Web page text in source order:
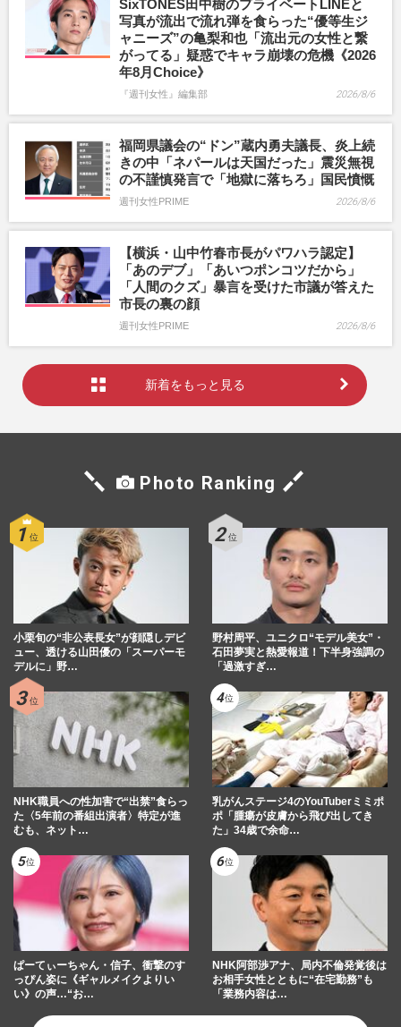
SixTONES田中樹のプライベートLINEと
写真が流出で流れ弾を食らった“優等生ジ
ャニーズ”の亀梨和也「流出元の女性と繋
がってる」疑惑でキャラ崩壊の危機《2026
年8月Choice》
『週刊女性』編集部 2026/8/6
福岡県議会の“ドン”蔵内勇夫議長、炎上続
きの中「ネパールは天国だった」震災無視
の不謹慎発言で「地獄に落ちろ」国民憤慨
週刊女性PRIME 2026/8/6
【横浜・山中竹春市長がパワハラ認定】
「あのデブ」「あいつポンコツだから」
「人間のクズ」暴言を受けた市議が答えた
市長の裏の顔
週刊女性PRIME 2026/8/6
新着をもっと見る
Photo Ranking
小栗旬の“非公表長女”が顔隠しデビ
ュー、透ける山田優の「スーパーモ
デルに」野…
野村周平、ユニクロ“モデル美女”・
石田夢実と熱愛報道！下半身強調の
「過激すぎ…
NHK職員への性加害で“出禁”食らっ
た〈5年前の番組出演者〉特定が進
むも、ネット…
乳がんステージ4のYouTuberミミポ
ポ「腫瘍が皮膚から飛び出してき
た」34歳で余命…
ぱーてぃーちゃん・信子、衝撃のす
っぴん姿に《ギャルメイクよりい
い》の声…“お…
NHK阿部渉アナ、局内不倫発覚後は
お相手女性とともに“在宅勤務”も
「業務内容は…